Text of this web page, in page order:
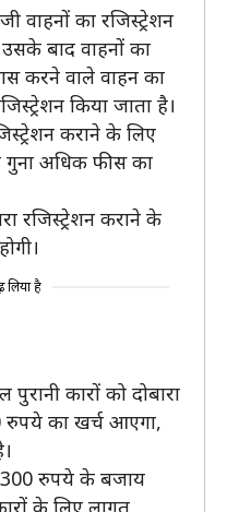
वाहनों का रजिस्ट्रेशन
बाद वाहनों का
करने वाले वाहन का
किया जाता है।
कराने के लिए
अधिक फीस का
रजिस्ट्रेशन कराने के
लिया है
कारों को दोबारा
रुपये का खर्च आएगा,
300 रुपये के बजाय
के लिए लागत